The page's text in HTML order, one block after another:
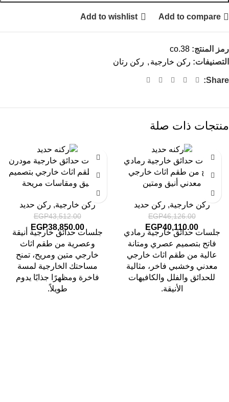
Add to compare
Add to wishlist
رمز المنتج: co.38
التصنيفات: ركن خارجية , ركن رتان
Share:
منتجات ذات صلة
جلسات حدائق خارجية رمادي
فاتح من طقم اثاث خارجي
معدني أنيق ومتين
ركن خارجية, ركن حديد
EGP46,126.00
EGP40,110.00
جلسات حدائق خارجية رمادي
فاتح بتصميم عصري ومتانة
عالية من طقم اثاث خارجي
معدني وخشبي فاخر، مثالية
للحدائق والفلل والكافيهات
الأنيقة.
جلسات حدائق خارجية مودرن
من طقم اثاث خارجي بتصميم
أنيق ومقاسات مريحة
ركن خارجية, ركن حديد
EGP43,512.00
EGP38,850.00
جلسات حدائق خارجية أنيقة
وعصرية من طقم اثاث
خارجي متين ومريح، تمنح
مساحتك الخارجية لمسة
فاخرة ومظهرًا جذابًا يدوم
طويلاً.